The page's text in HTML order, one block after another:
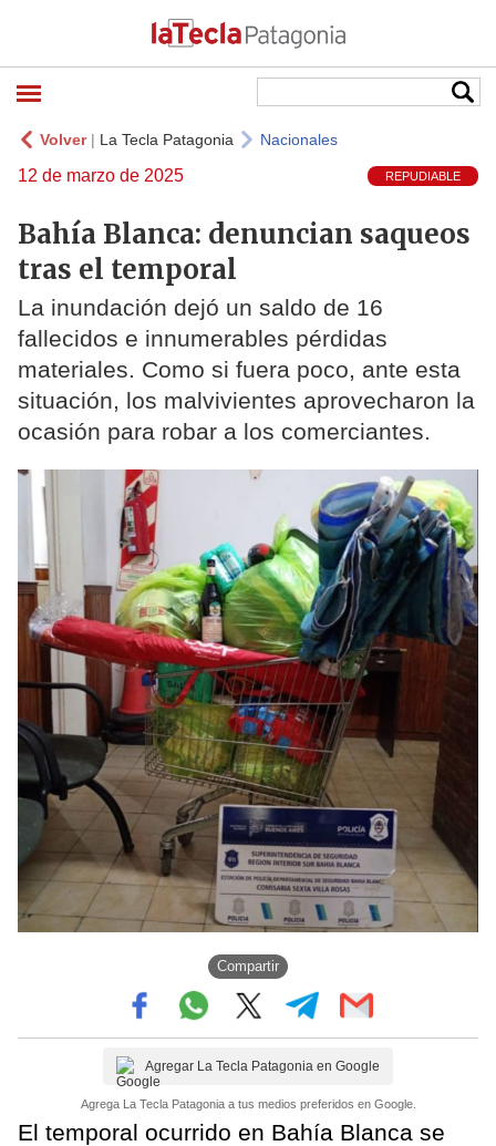
Volver| La Tecla Patagonia Nacionales
12 de marzo de 2025 REPUDIABLE
Bahía Blanca: denuncian saqueos
tras el temporal
La inundación dejó un saldo de 16
fallecidos e innumerables pérdidas
materiales. Como si fuera poco, ante esta
situación, los malvivientes aprovecharon la
ocasión para robar a los comerciantes.
Compartir
Agregar La Tecla Patagonia en Google
Agrega La Tecla Patagonia a tus medios preferidos en Google.
El temporal ocurrido en Bahía Blanca se